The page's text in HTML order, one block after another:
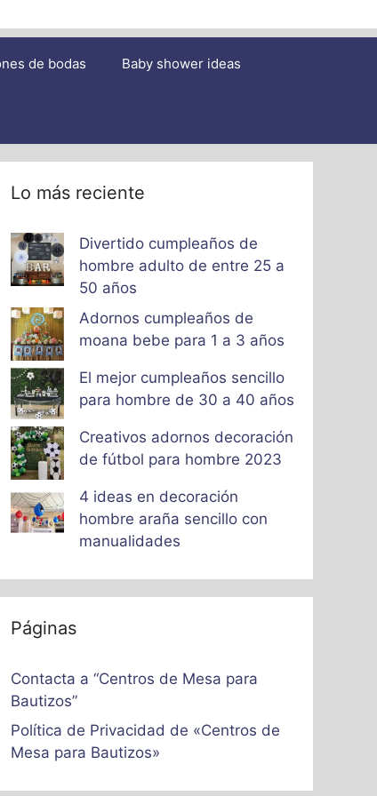
de bodas Baby shower ideas
Lo más reciente
Divertido cumpleaños de
hombre adulto de entre 25 a
50 años
Adornos cumpleaños de
moana bebe para 1 a 3 años
El mejor cumpleaños sencillo
para hombre de 30 a 40 años
Creativos adornos decoración
de fútbol para hombre 2023
4 ideas en decoración
hombre araña sencillo con
manualidades
Páginas
Contacta a “Centros de Mesa para
Bautizos”
Política de Privacidad de «Centros de
Mesa para Bautizos»